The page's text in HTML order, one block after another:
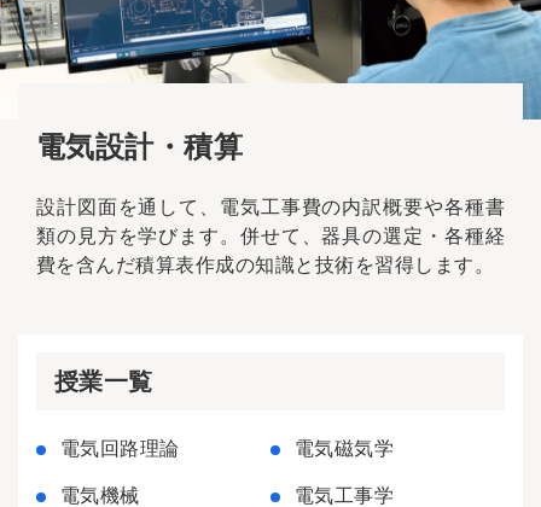
電気設計・積算
設計図面を通して、電気工事費の内訳概要や各種書
類の見方を学びます。併せて、器具の選定・各種経
費を含んだ積算表作成の知識と技術を習得します。
授業一覧
電気回路理論 電気磁気学
電気機械 電気工事学